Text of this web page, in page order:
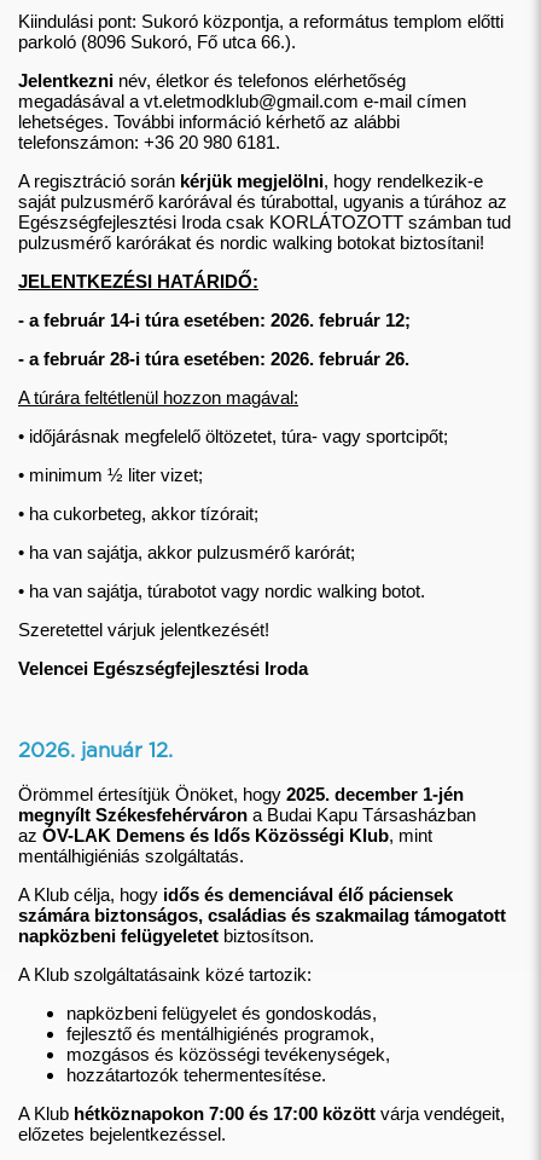
Kiindulási pont: Sukoró központja, a református templom előtti
parkoló (8096 Sukoró, Fő utca 66.).
Jelentkezni név, életkor és telefonos elérhetőség
megadásával a vt.eletmodklub@gmail.com e-mail címen
lehetséges. További információ kérhető az alábbi
telefonszámon: +36 20 980 6181.
A regisztráció során kérjük megjelölni, hogy rendelkezik-e
saját pulzusmérő karórával és túrabottal, ugyanis a túrához az
Egészségfejlesztési Iroda csak KORLÁTOZOTT számban tud
pulzusmérő karórákat és nordic walking botokat biztosítani!
JELENTKEZÉSI HATÁRIDŐ:
- a február 14-i túra esetében: 2026. február 12;
- a február 28-i túra esetében: 2026. február 26.
A túrára feltétlenül hozzon magával:
• időjárásnak megfelelő öltözetet, túra- vagy sportcipőt;
• minimum ½ liter vizet;
• ha cukorbeteg, akkor tízórait;
• ha van sajátja, akkor pulzusmérő karórát;
• ha van sajátja, túrabotot vagy nordic walking botot.
Szeretettel várjuk jelentkezését!
Velencei Egészségfejlesztési Iroda
2026. január 12.
Örömmel értesítjük Önöket, hogy 2025. december 1-jén
megnyílt Székesfehérváron a Budai Kapu Társasházban
az ÓV-LAK Demens és Idős Közösségi Klub, mint
mentálhigiéniás szolgáltatás.
A Klub célja, hogy idős és demenciával élő páciensek
számára biztonságos, családias és szakmailag támogatott
napközbeni felügyeletet biztosítson.
A Klub szolgáltatásaink közé tartozik:
napközbeni felügyelet és gondoskodás,
fejlesztő és mentálhigiénés programok,
mozgásos és közösségi tevékenységek,
hozzátartozók tehermentesítése.
A Klub hétköznapokon 7:00 és 17:00 között várja vendégeit,
előzetes bejelentkezéssel.